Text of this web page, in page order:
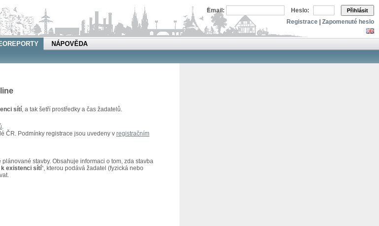
Email: Heslo: Přihlásit
Registrace Zapomenuté heslo
NÁPOVĚDA
sítí, a tak šetří prostředky a čas žadatelů.
.
ČR. Podmínky registrace jsou uvedeny v registračním
stavby. Obsahuje informaci o tom, zda stavba
existenci sítí“, kterou podává žadatel (fyzická nebo